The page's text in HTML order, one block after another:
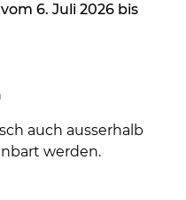
6. Juli 2026 bis
auch ausserhalb
werden.